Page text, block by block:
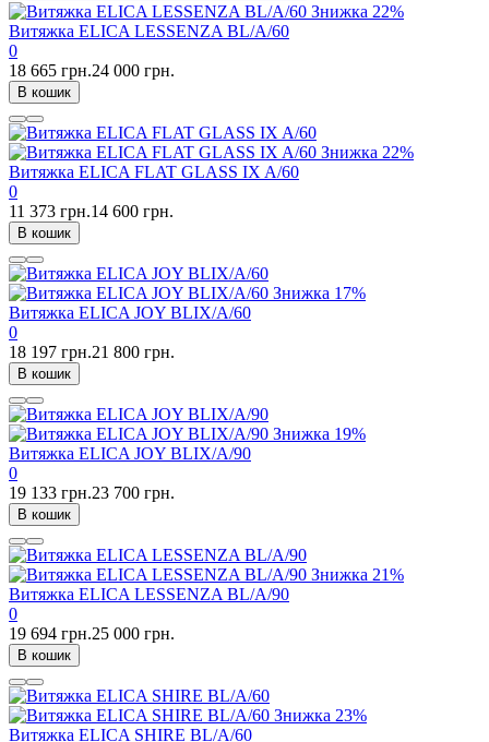
Знижка 22%
Витяжка ELICA LESSENZA BL/A/60
0
18 665 грн.24 000 грн.
В кошик
Знижка 22%
Витяжка ELICA FLAT GLASS IX A/60
0
11 373 грн.14 600 грн.
В кошик
Знижка 17%
Витяжка ELICA JOY BLIX/A/60
0
18 197 грн.21 800 грн.
В кошик
Знижка 19%
Витяжка ELICA JOY BLIX/A/90
0
19 133 грн.23 700 грн.
В кошик
Знижка 21%
Витяжка ELICA LESSENZA BL/A/90
0
19 694 грн.25 000 грн.
В кошик
Знижка 23%
Витяжка ELICA SHIRE BL/A/60